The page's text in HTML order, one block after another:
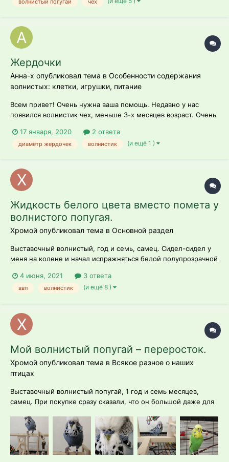
Жердочки
Анна-х опубликовал тема в Особенности содержания
волнистых: клетки, игрушки, питание
Всем привет! Очень нужна ваша помощь. Недавно у нас
появился волнистик чех, меньше 3-х месяцев возраст. Очень
для птиц. К моему огрчению выбор в зоомагазинах близок к
нулю(( Купила пока деревянные гладкие жердочки 1,2 см.
17 января, 2020 2 ответа
диаметр жердочек волнистик (и ещё 1 )
Жидкость белого цвета вместо помета у
волнистого попугая.
Хромой опубликовал тема в Основной раздел
Выставочный волнистый, год и семь, самец. Сидел-сидел у
меня на колене и начал испражняться белой полупрозрачной
зеленоватый, дал рис с активированным углем, стул сразу же
стал полностью здоровым, черным. Сегодня опять понос
4 июня, 2021 3 ответа
ввп волнистик (и ещё 8 )
Мой волнистый попугай – переросток.
Хромой опубликовал тема в Всякое разное о наших
птицах
Выставочный волнистый попугай, 1 год и семь месяцев,
самец. При покупке сразу сказали, что он большой даже для
разговаривать, общительный, вроде активный и здоровый.
Правда, помет зеленый. Не жидкий, с белым пятном, но
зеленый. Читаю, что это тоже но...